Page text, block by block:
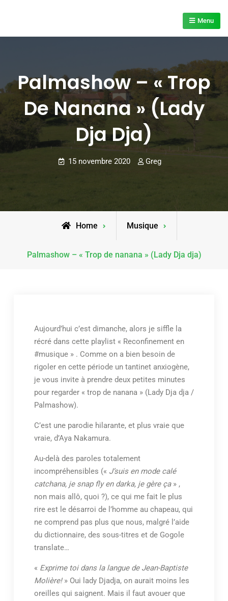
Menu
Palmashow – « Trop
De Nanana » (Lady
Dja Dja)
15 novembre 2020 Greg
Home Musique
Palmashow – « Trop de nanana » (Lady Dja dja)
Aujourd’hui c’est dimanche, alors je siffle la
récré dans cette playlist « Reconfinement en
#musique » . Comme on a bien besoin de
rigoler en cette période un tantinet anxiogène,
je vous invite à prendre deux petites minutes
pour regarder « trop de nanana » (Lady Dja dja /
Palmashow).
C’est une parodie hilarante, et plus vraie que
vraie, d’Aya Nakamura.
Au-delà des paroles totalement
incompréhensibles (« J’suis en mode calé
catchana, je snap fly en darka, je gère ça» ,
non mais allô, quoi ?), ce qui me fait le plus
rire est le désarroi de l’homme au chapeau, qui
ne comprend pas plus que nous, malgré l’aide
du dictionnaire, des sous-titres et de Gogole
translate…
« Exprime toi dans la langue de Jean-Baptiste
Molière!» Oui lady Djadja, on aurait moins les
oreilles qui saignent. Mais il faut avouer que